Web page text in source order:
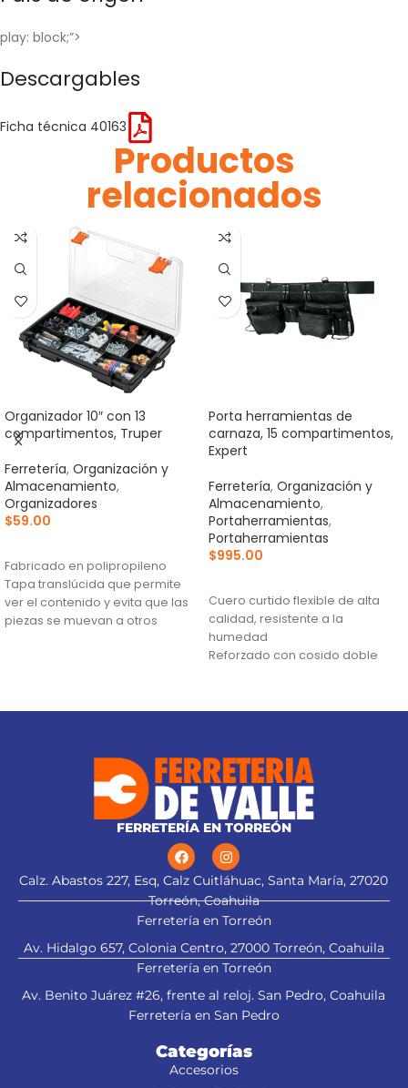
play: block;”>
Descargables
Ficha técnica 40163
Productos
relacionados
Organizador 10″ con 13
compartimentos, Truper
Ferretería, Organización y
Almacenamiento,
Organizadores
$59.00
Fabricado en polipropileno
Tapa translúcida que permite
ver el contenido y evita que las
piezas se muevan a otros
Porta herramientas de
carnaza, 15 compartimentos,
Expert
Ferretería, Organización y
Almacenamiento,
Portaherramientas,
Portaherramientas
$995.00
Cuero curtido flexible de alta
calidad, resistente a la
humedad
Reforzado con cosido doble
Remachado para mayor
FERRETERÍA EN TORREÓN
Calz. Abastos 227, Esq, Calz Cuitláhuac, Santa María, 27020
Torreón, Coahuila
Ferretería en Torreón
Av. Hidalgo 657, Colonia Centro, 27000 Torreón, Coahuila
Ferretería en Torreón
Av. Benito Juárez #26, frente al reloj. San Pedro, Coahuila
Ferretería en San Pedro
Categorías
Accesorios